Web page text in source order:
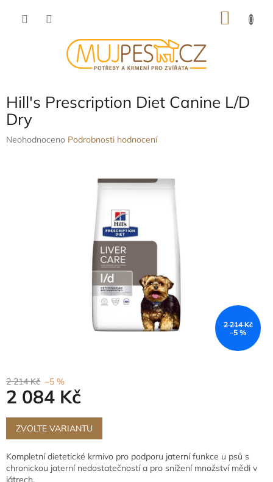
Hill's Prescription Diet Canine L/D
Dry
Průměrné
Neohodnoceno Podrobnosti hodnocení
2 214 Kč
–5 %
2 214 Kč –5 %
2 084 Kč
Měrná
cena:
ZVOLTE VARIANTU
Kompletní dietetické krmivo pro podporu jaterní funkce u psů s
chronickou jaterní nedostatečností a pro snížení množství mědi v